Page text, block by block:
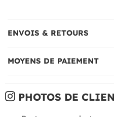
ENVOIS & RETOURS
MOYENS DE PAIEMENT
PHOTOS DE